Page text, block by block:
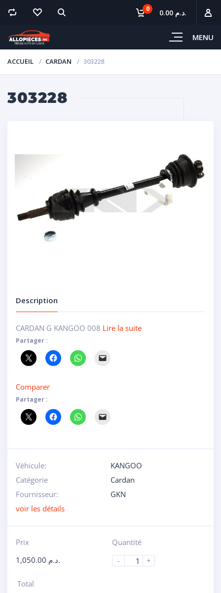
MENU
0 0.00 د.م.
ACCUEIL CARDAN 303228
303228
Description
CARDAN G KANGOO 008 Lire la suite
Partager :
Comparer
Partager :
Véhicule:
KANGOO
Catégorie
Cardan
Fournisseur:
GKN
voir les détails
Prix
1,050.00
د.م.
Quantité
-
+
Total